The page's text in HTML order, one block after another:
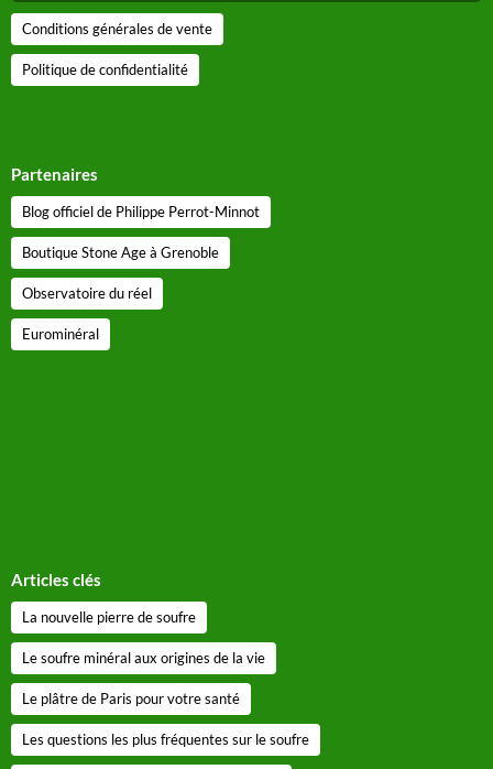
Conditions générales de vente
Politique de confidentialité
Partenaires
Blog officiel de Philippe Perrot-Minnot
Boutique Stone Age à Grenoble
Observatoire du réel
Eurominéral
Articles clés
La nouvelle pierre de soufre
Le soufre minéral aux origines de la vie
Le plâtre de Paris pour votre santé
Les questions les plus fréquentes sur le soufre